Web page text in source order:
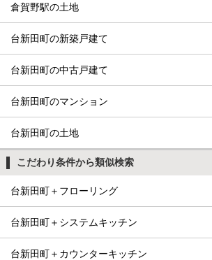
倉賀野駅の土地
台新田町の新築戸建て
台新田町の中古戸建て
台新田町のマンション
台新田町の土地
こだわり条件から類似検索
台新田町＋フローリング
台新田町＋システムキッチン
台新田町＋カウンターキッチン